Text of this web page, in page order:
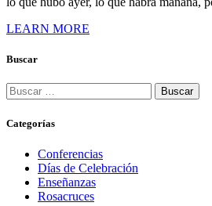
LEARN MORE
Buscar
Buscar:
Categorías
Conferencias
Días de Celebración
Enseñanzas
Rosacruces